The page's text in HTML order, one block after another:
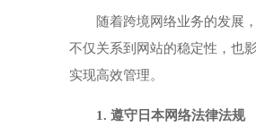
随着跨境网络业务的发展
不仅关系到网站的稳定性，也
实现高效管理。
1. 遵守日本网络法律法规